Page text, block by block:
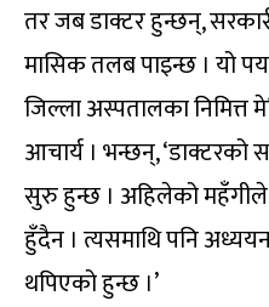
तर जब डाक्टर हुन्छन्,
मासिक तलब पाइन्छ । यो
जिल्ला अस्पतालका निमित्त
आचार्य । भन्छन्, ‘डाक्टरको
सुरु हुन्छ । अहिलेको
हुँदैन । त्यसमाथि पनि
थपिएको हुन्छ ।’